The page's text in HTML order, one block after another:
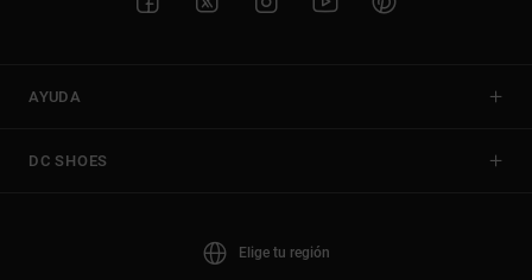
AYUDA
DC SHOES
Elige tu región